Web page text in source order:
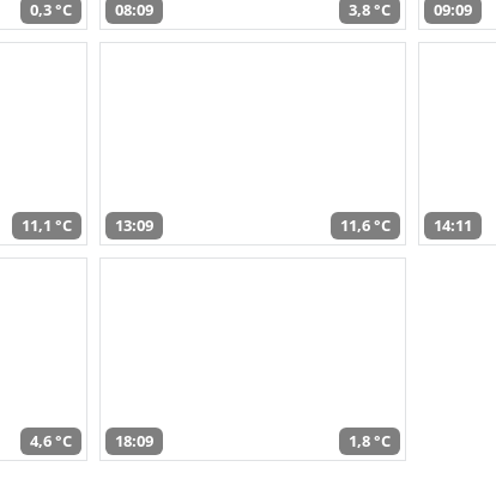
0,3 °C 08:09 3,8 °C 09:09
11,1 °C 13:09 11,6 °C 14:11
4,6 °C 18:09 1,8 °C